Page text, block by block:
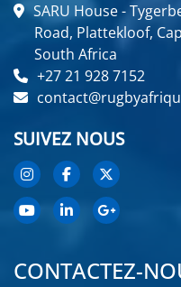
SARU House -
Road, Plattekloof,
South Africa
+27 21 928 7152
SUIVEZ NOUS
CONTACTEZ-